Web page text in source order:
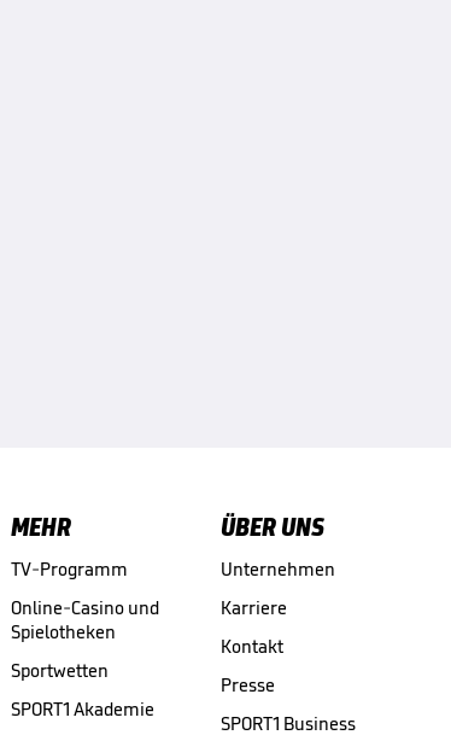
MEHR
TV-Programm
Online-Casino und
Spielotheken
Sportwetten
SPORT1 Akademie
ÜBER UNS
Unternehmen
Karriere
Kontakt
Presse
SPORT1 Business